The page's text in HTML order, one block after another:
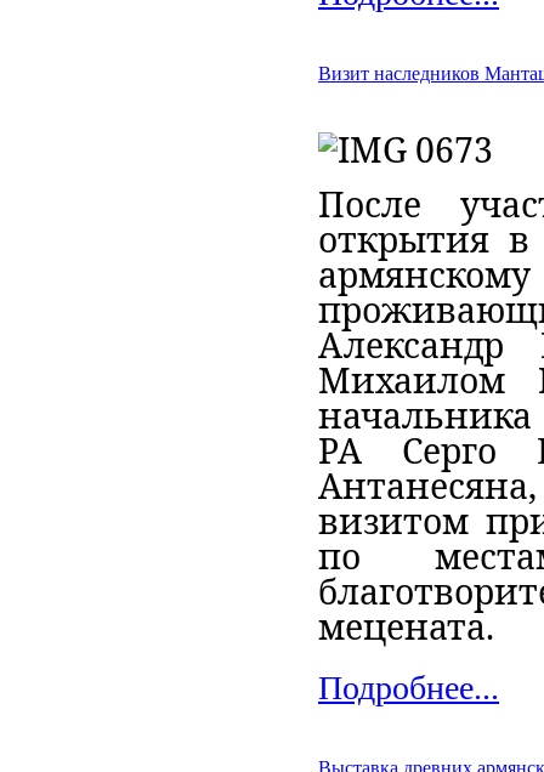
Визит наследников
После
открытия в
Михаилом
начальника
РА Серго
визитом
по
мецената.
Подробнее...
Выставка древних